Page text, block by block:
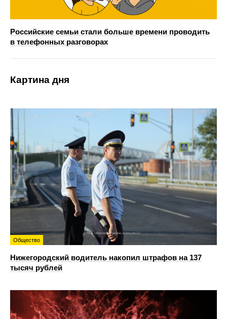
Российские семьи стали больше времени проводить
в телефонных разговорах
Картина дня
Общество
Нижегородский водитель накопил штрафов на 137
тысяч рублей